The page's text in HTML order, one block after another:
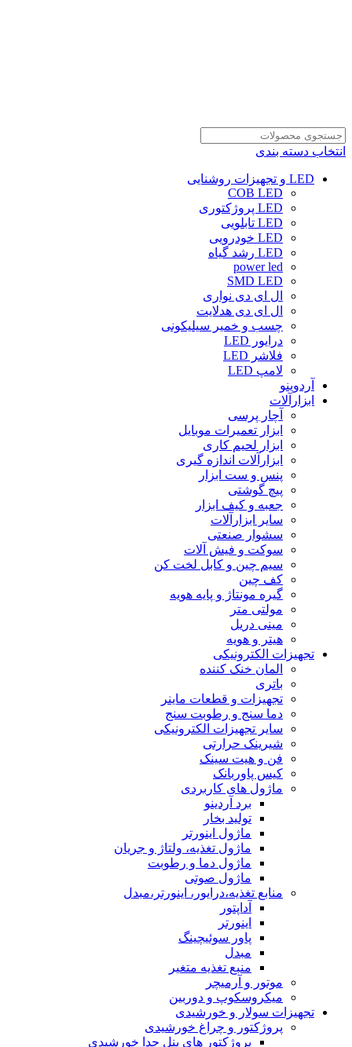
انتخاب دسته بندی
LED و تجهیزات روشنایی
COB LED
LED پروژکتوری
LED تابلویی
LED خودرویی
LED رشد گیاه
power led
SMD LED
ال ای دی نواری
ال ای دی هدلایت
چسب و خمیر سیلیکونی
درایور LED
فلاشر LED
لامپ LED
آردوینو
ابزارآلات
آچار پرسی
ابزار تعمیرات موبایل
ابزار لحیم کاری
ابزارآلات اندازه گیری
پنس و ست ابزار
پیچ گوشتی
جعبه و کیف ابزار
سایر ابزارآلات
سشوار صنعتی
سوکت و فیش آلات
سیم چین و کابل لخت کن
کف چین
گیره مونتاژ و پایه هویه
مولتی متر
مینی دریل
هیتر و هویه
تجهیزات الکترونیکی
المان خنک کننده
باتری
تجهیزات و قطعات ماینر
دما سنج و رطوبت سنج
سایر تجهیزات الکترونیکی
شیرینک حرارتی
فن و هیت سینک
کیس پاوربانک
ماژول های کاربردی
برد آردینو
تولید بخار
ماژول اینورتر
ماژول تغذیه، ولتاژ و جریان
ماژول دما و رطوبت
ماژول صوتی
منابع تغذیه،درایور، اینورتر،مبدل
آداپتور
اینورتر
پاور سوئیچینگ
مبدل
منبع تغذیه متغیر
موتور و آرمیچر
میکروسکوپ و دوربین
تجهیزات سولار و خورشیدی
پروژکتور و چراغ خورشیدی
پروژکتور های پنل جدا خورشیدی